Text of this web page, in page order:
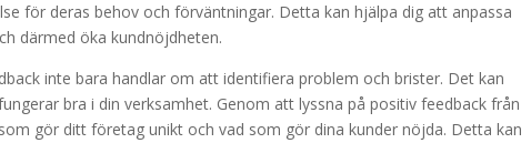
för deras behov och förväntningar. Detta kan hjälpa dig att anpassa
därmed öka kundnöjdheten.
inte bara handlar om att identifiera problem och brister. Det kan
bra i din verksamhet. Genom att lyssna på positiv feedback från
gör ditt företag unikt och vad som gör dina kunder nöjda. Detta kan